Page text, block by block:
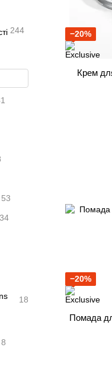
−20%
Крем
−20%
Помада
244
53
34
18
8